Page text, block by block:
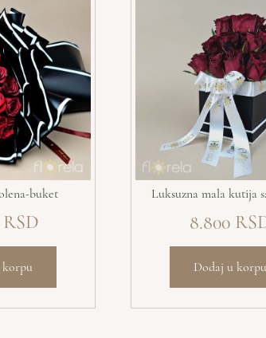
buket
korpu
Luksuzna mala kutija
8.800
Dodaj u korpu